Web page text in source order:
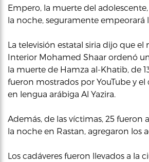
Empero, la muerte del
la noche, seguramente empeorará
La televisión estatal siria dijo que el
Interior Mohamed Shaar ordenó
la muerte de Hamza al-Khatib, de
fueron mostrados por YouTube y el
en lengua arábiga Al Yazira.
Además, de las víctimas, 25 fueron
la noche en Rastan, agregaron los
Los cadáveres fueron llevados a la